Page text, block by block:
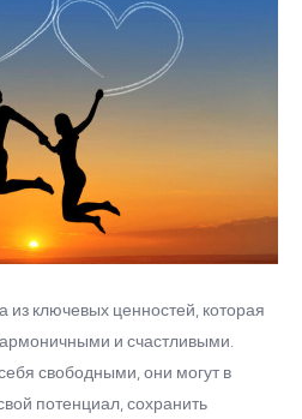
ключевых ценностей, которая
и счастливыми.
свободными, они могут в
потенциал, сохранить